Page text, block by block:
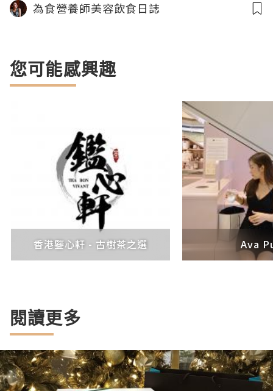
為食營養師美容飲食日誌
您可能感興趣
香港鑒心軒 - 古樹茶之選 Ava
閱讀更多